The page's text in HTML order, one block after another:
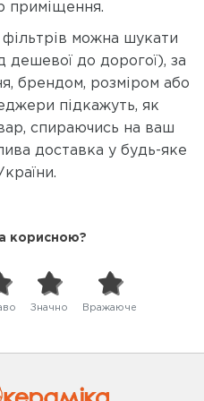
приміщення.
можна шукати
дешевої до дорогої), за
брендом, розміром або
підкажуть, як
спираючись на ваш
доставка у будь-яке
корисною?
Значно Вражаюче